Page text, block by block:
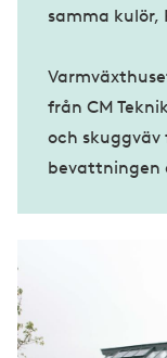
samma kulör,
från CM
och skuggväv
bevattningen